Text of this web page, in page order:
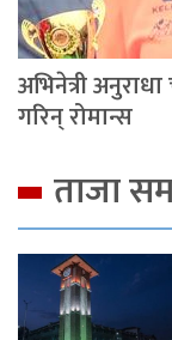
अभिनेत्री
गरिन् रोमान्स
ताजा